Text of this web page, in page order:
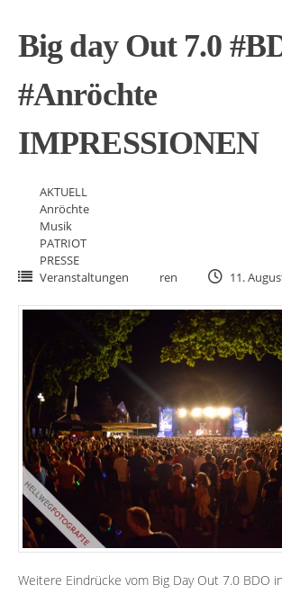
Big day Out 7.0
#Anröchte
IMPRESSIONEN
AKTUELL
Anröchte
Musik
PATRIOT
PRESSE
Veranstaltungen
ren 11.
Weitere Eindrücke vom Big Day Out 7.0 BDO